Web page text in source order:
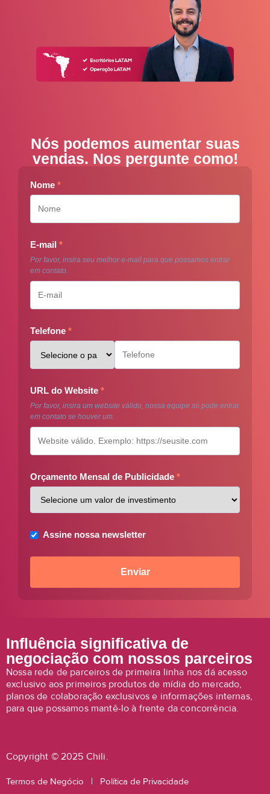
Nós podemos aumentar suas
vendas. Nos pergunte como!
Nome *
E-mail *
Por favor, insira seu melhor e-mail para que possamos entrar
em contato.
Telefone *
URL do Website *
Por favor, insira um website válido, nossa equipe só pode entrar
em contato se houver um.
Orçamento Mensal de Publicidade *
Assine nossa newsletter
Influência significativa de
negociação com nossos parceiros
Nossa rede de parceiros de primeira linha nos dá acesso
exclusivo aos primeiros produtos de mídia do mercado,
planos de colaboração exclusivos e informações internas,
para que possamos mantê-lo à frente da concorrência.
Copyright © 2025 Chili.
Termos de Negócio | Política de Privacidade